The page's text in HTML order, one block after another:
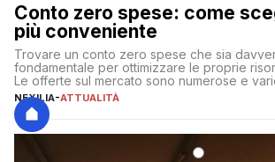
Conto zero spese: come
più conveniente
Trovare un conto zero spese che sia
fondamentale per ottimizzare le proprie
Le offerte sul mercato sono numerose e
individuare quella più adatta alle proprie
incorrere in costi nascosti? Optare per un
significa eliminare le spese di gestione che
sul […]
NEXILIA-ATTUALITÀ